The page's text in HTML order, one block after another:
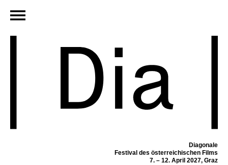
Diagonale
Festival des österreichischen Films
7. – 12. April 2027, Graz